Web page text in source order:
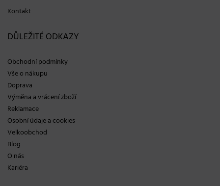
Kontakt
DŮLEŽITÉ ODKAZY
Obchodní podmínky
Vše o nákupu
Doprava
Výměna a vrácení zboží
Reklamace
Osobní údaje a cookies
Velkoobchod
Blog
O nás
Kariéra